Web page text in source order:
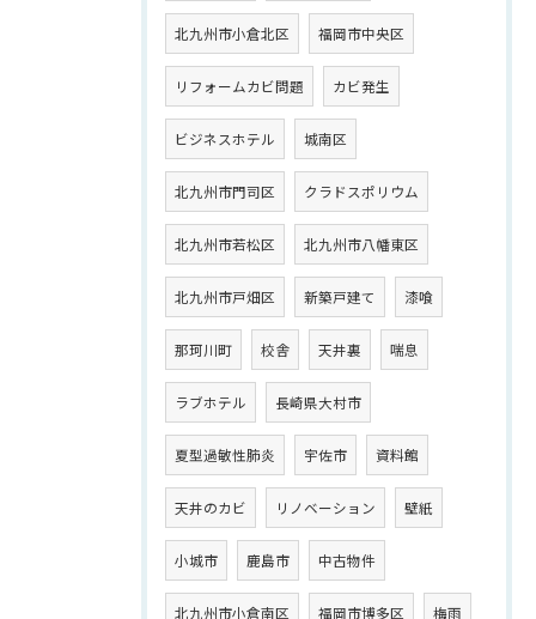
北九州市小倉北区 福岡市中央区
リフォームカビ問題 カビ発生
ビジネスホテル 城南区
北九州市門司区 クラドスポリウム
北九州市若松区 北九州市八幡東区
北九州市戸畑区 新築戸建て 漆喰
那珂川町 校舎 天井裏 喘息
ラブホテル 長崎県大村市
夏型過敏性肺炎 宇佐市 資料館
天井のカビ リノベーション 壁紙
小城市 鹿島市 中古物件
北九州市小倉南区 福岡市博多区 梅雨